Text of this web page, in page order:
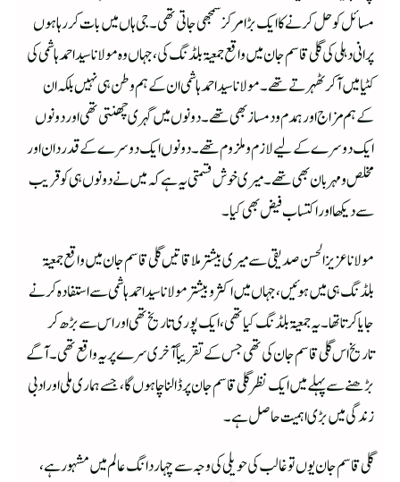
مسائل کو حل کرنے کا ایک بڑا مرکز سمجھی جاتی تھی۔ جی ہاں میں بات کررہا ہوں
پرانی دہلی کی گلی قاسم جان میں واقع جمعیۃ بلڈنگ کی، جہاں وہ مولانا سیداحمد ہاشمی کی
کٹیا میں آکر ٹھہرتے تھے۔مولانا سید احمد ہاشمی ان کے ہم وطن ہی نہیں بلکہ ان
کے ہم مزاج اور ہمدم ودمساز بھی تھے۔ دونوں میں گہری چھنتی تھی اور دونوں
ایک دوسرے کے لیے لازم وملزوم تھے۔ دونوں ایک دوسرے کے قدردان اور
مخلص ومہربان بھی تھے۔ میری خوش قسمتی یہ ہے کہ میں نے دونوں ہی کو قریب
سے دیکھا اوراکتساب فیض بھی کیا۔
مولانا عزیز الحسن صدیقی سے میری بیشتر ملاقاتیں گلی قاسم جان میں واقع جمعیۃ
بلڈنگ ہی میں ہوئیں، جہاں میں اکثر وبیشتر مولانا سیداحمد ہاشمی سے استفادہ کرنے
جایا کرتا تھا۔یہ جمعیۃ بلڈنگ کیا تھی، ایک پوری تاریخ تھی اور اس سے بڑھ کر
تاریخ اس گلی قاسم جان کی تھی جس کے تقریباً آخری سرے پر یہ واقع تھی۔ آگے
بڑھنے سے پہلے میں ایک نظر گلی قاسم جان پر ڈالنا چاہوں گا، جسے ہماری ملی اور ادبی
زندگی میں بڑی اہمیت حاصل ہے۔
گلی قاسم جان یوں تو غالب کی حویلی کی وجہ سے چہاردانگ عالم میں مشہور ہے،